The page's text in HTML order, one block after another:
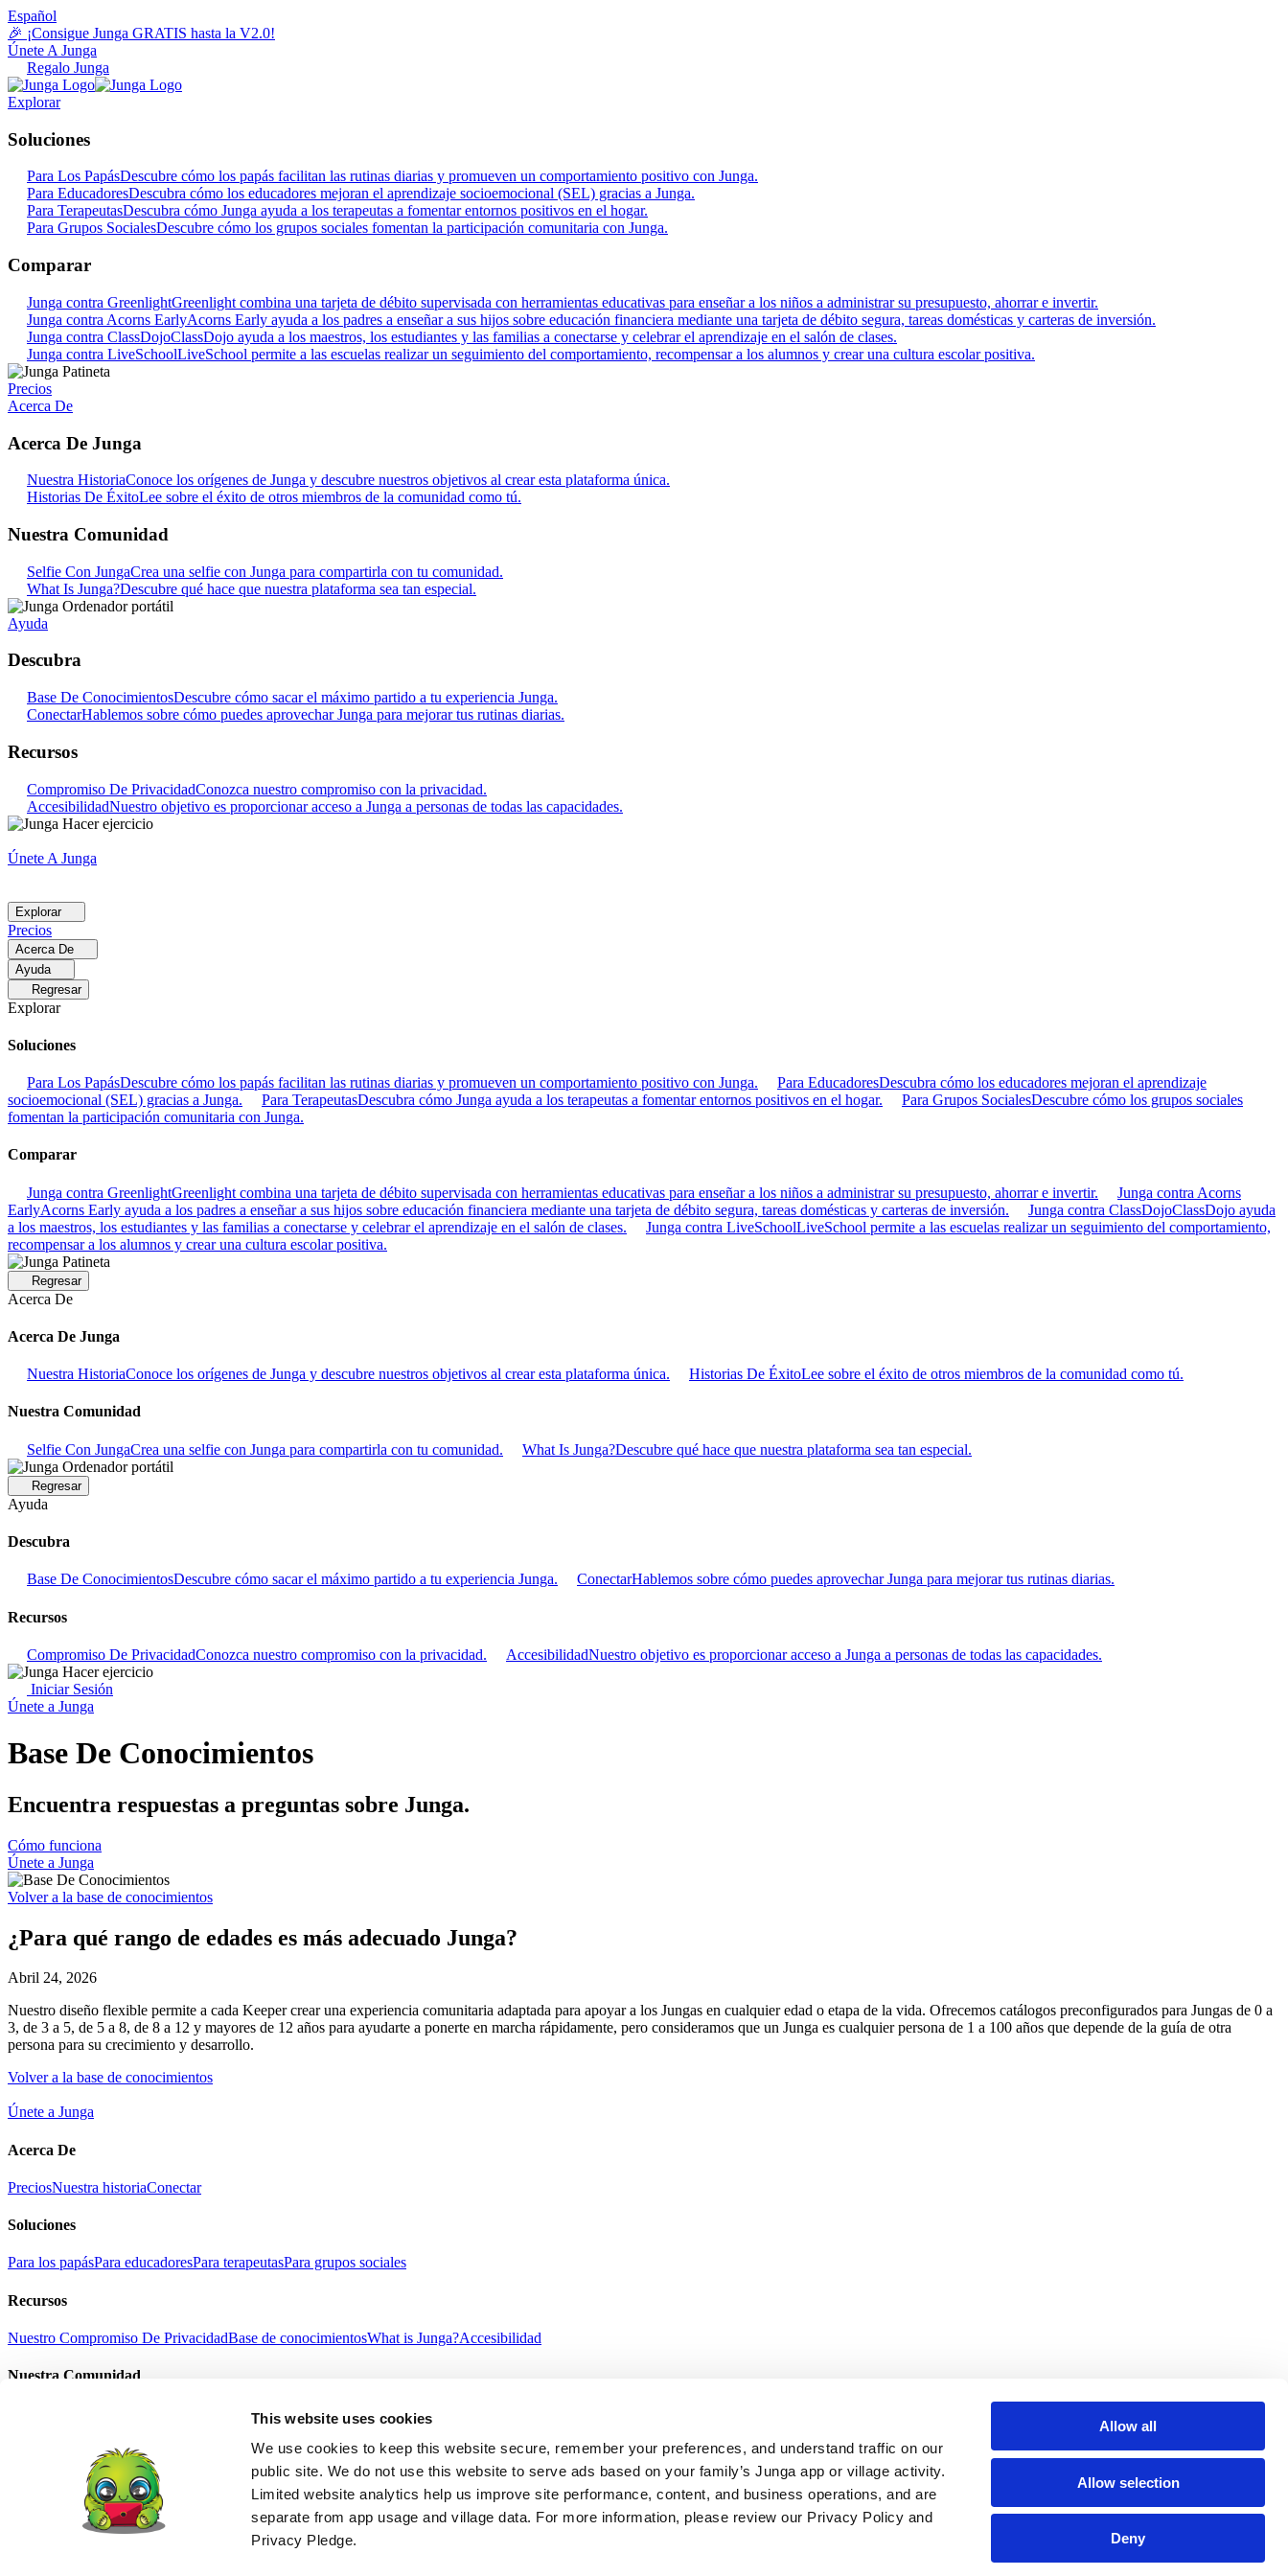
This website uses cookies
We use cookies to keep this website secure, remember your preferences, and understand traffic on our
public site. We do not use this website to serve ads based on your family’s Junga app or village activity.
Limited website analytics help us improve site performance, content, and business operations, and are
separate from app usage and village data. For more information, please review our Privacy Policy and
Privacy Pledge.
Allow all
Allow selection
Deny
Español
🎉 ¡Consigue Junga GRATIS hasta la V2.0!
Únete A Junga
Regalo Junga
Explorar
Soluciones
Para Los PapásDescubre cómo los papás facilitan las rutinas diarias y promueven un comportamiento positivo con Junga.
Para EducadoresDescubra cómo los educadores mejoran el aprendizaje socioemocional (SEL) gracias a Junga.
Para TerapeutasDescubra cómo Junga ayuda a los terapeutas a fomentar entornos positivos en el hogar.
Para Grupos SocialesDescubre cómo los grupos sociales fomentan la participación comunitaria con Junga.
Comparar
Junga contra GreenlightGreenlight combina una tarjeta de débito supervisada con herramientas educativas para enseñar a los niños a administrar su presupuesto, ahorrar e invertir.
Junga contra Acorns EarlyAcorns Early ayuda a los padres a enseñar a sus hijos sobre educación financiera mediante una tarjeta de débito segura, tareas domésticas y carteras de inversión.
Junga contra ClassDojoClassDojo ayuda a los maestros, los estudiantes y las familias a conectarse y celebrar el aprendizaje en el salón de clases.
Junga contra LiveSchoolLiveSchool permite a las escuelas realizar un seguimiento del comportamiento, recompensar a los alumnos y crear una cultura escolar positiva.
Precios
Acerca De
Acerca De Junga
Nuestra HistoriaConoce los orígenes de Junga y descubre nuestros objetivos al crear esta plataforma única.
Historias De ÉxitoLee sobre el éxito de otros miembros de la comunidad como tú.
Nuestra Comunidad
Selfie Con JungaCrea una selfie con Junga para compartirla con tu comunidad.
What Is Junga?Descubre qué hace que nuestra plataforma sea tan especial.
Ayuda
Descubra
Base De ConocimientosDescubre cómo sacar el máximo partido a tu experiencia Junga.
ConectarHablemos sobre cómo puedes aprovechar Junga para mejorar tus rutinas diarias.
Recursos
Compromiso De PrivacidadConozca nuestro compromiso con la privacidad.
AccesibilidadNuestro objetivo es proporcionar acceso a Junga a personas de todas las capacidades.
Únete A Junga
Explorar
Precios
Acerca De
Ayuda
Regresar
Explorar
Soluciones
Para Los PapásDescubre cómo los papás facilitan las rutinas diarias y promueven un comportamiento positivo con Junga. Para EducadoresDescubra cómo los educadores mejoran el aprendizaje
socioemocional (SEL) gracias a Junga.
Para TerapeutasDescubra cómo Junga ayuda a los terapeutas a fomentar entornos positivos en el hogar. Para Grupos SocialesDescubre cómo los grupos sociales
fomentan la participación comunitaria con Junga.
Comparar
Junga contra GreenlightGreenlight combina una tarjeta de débito supervisada con herramientas educativas para enseñar a los niños a administrar su presupuesto, ahorrar e invertir.
Junga contra Acorns
EarlyAcorns Early ayuda a los padres a enseñar a sus hijos sobre educación financiera mediante una tarjeta de débito segura, tareas domésticas y carteras de inversión. Junga contra ClassDojoClassDojo ayuda
a los maestros, los estudiantes y las familias a conectarse y celebrar el aprendizaje en el salón de clases.
Junga contra LiveSchoolLiveSchool permite a las escuelas realizar un seguimiento del comportamiento,
recompensar a los alumnos y crear una cultura escolar positiva.
Regresar
Acerca De
Acerca De Junga
Nuestra HistoriaConoce los orígenes de Junga y descubre nuestros objetivos al crear esta plataforma única. Historias De ÉxitoLee sobre el éxito de otros miembros de la comunidad como tú.
Nuestra Comunidad
Selfie Con JungaCrea una selfie con Junga para compartirla con tu comunidad. What Is Junga?Descubre qué hace que nuestra plataforma sea tan especial.
Regresar
Ayuda
Descubra
Base De ConocimientosDescubre cómo sacar el máximo partido a tu experiencia Junga. ConectarHablemos sobre cómo puedes aprovechar Junga para mejorar tus rutinas diarias.
Recursos
Compromiso De PrivacidadConozca nuestro compromiso con la privacidad. AccesibilidadNuestro objetivo es proporcionar acceso a Junga a personas de todas las capacidades.
Iniciar Sesión
Únete a Junga
Base De Conocimientos
Encuentra respuestas a preguntas sobre Junga.
Cómo funciona
Únete a Junga
Volver a la base de conocimientos
¿Para qué rango de edades es más adecuado Junga?
Abril 24, 2026
Nuestro diseño flexible permite a cada Keeper crear una experiencia comunitaria adaptada para apoyar a los Jungas en cualquier edad o etapa de la vida. Ofrecemos catálogos preconfigurados para Jungas de 0 a
3, de 3 a 5, de 5 a 8, de 8 a 12 y mayores de 12 años para ayudarte a ponerte en marcha rápidamente, pero consideramos que un Junga es cualquier persona de 1 a 100 años que depende de la guía de otra
persona para su crecimiento y desarrollo.
Volver a la base de conocimientos
Únete a Junga
Acerca De
PreciosNuestra historiaConectar
Soluciones
Para los papásPara educadoresPara terapeutasPara grupos sociales
Recursos
Nuestro Compromiso De PrivacidadBase de conocimientosWhat is Junga?Accesibilidad
Nuestra Comunidad
Regalo JungaNoticias